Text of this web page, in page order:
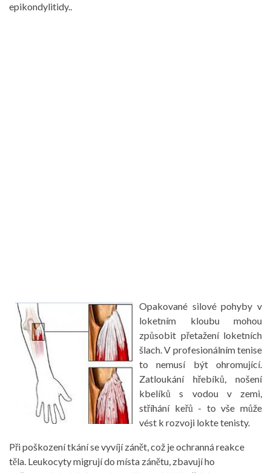
epikondylitidy..
Opakované silové pohyby v
loketním kloubu mohou
způsobit přetažení loketních
šlach. V profesionálním tenise
to nemusí být ohromující.
Zatloukání hřebíků, nošení
kbelíků s vodou v zemi,
stříhání keřů - to vše může
vést k rozvoji lokte tenisty.
Při poškození tkání se vyvíjí zánět, což je ochranná reakce
těla. Leukocyty migrují do místa zánětu, zbavují ho